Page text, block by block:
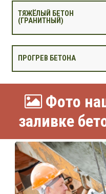
ТЯЖЁЛЫЙ БЕТОН
(ГРАНИТНЫЙ)
ПРОГРЕВ БЕТОНА
Фото
заливке